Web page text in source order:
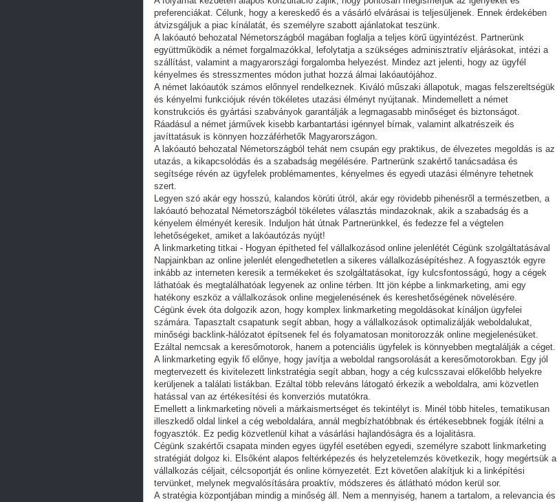
preferenciákat. Célunk, hogy a kereskedő és a vásárló elvárásai is teljesüljenek. Ennek érdekében
átvizsgáljuk a piac kínálatát, és személyre szabott ajánlatokat teszünk.
A lakóautó behozatal Németországból magában foglalja a teljes körű ügyintézést. Partnerünk
együttműködik a német forgalmazókkal, lefolytatja a szükséges adminisztratív eljárásokat, intézi a
szállítást, valamint a magyarországi forgalomba helyezést. Mindez azt jelenti, hogy az ügyfél
kényelmes és stresszmentes módon juthat hozzá álmai lakóautójához.
A német lakóautók számos előnnyel rendelkeznek. Kiváló műszaki állapotuk, magas felszereltségük
és kényelmi funkciójuk révén tökéletes utazási élményt nyújtanak. Mindemellett a német
konstrukciós és gyártási szabványok garantálják a legmagasabb minőséget és biztonságot.
Ráadásul a német járművek kisebb karbantartási igénnyel bírnak, valamint alkatrészeik és
javíttatásuk is könnyen hozzáférhetők Magyarországon.
A lakóautó behozatal Németországból tehát nem csupán egy praktikus, de élvezetes megoldás is az
utazás, a kikapcsolódás és a szabadság megélésére. Partnerünk szakértő tanácsadása és
segítsége révén az ügyfelek problémamentes, kényelmes és egyedi utazási élményre tehetnek
szert.
Legyen szó akár egy hosszú, kalandos körúti útról, akár egy rövidebb pihenésről a természetben, a
lakóautó behozatal Németországból tökéletes választás mindazoknak, akik a szabadság és a
kényelem élményét keresik. Induljon hát útnak Partnerünkkel, és fedezze fel a végtelen
lehetőségeket, amiket a lakóautózás nyújt!
A linkmarketing titkai - Hogyan építheted fel vállalkozásod online jelenlétét Cégünk szolgáltatásával
Napjainkban az online jelenlét elengedhetetlen a sikeres vállalkozásépítéshez. A fogyasztók egyre
inkább az interneten keresik a termékeket és szolgáltatásokat, így kulcsfontosságú, hogy a cégek
láthatóak és megtalálhatóak legyenek az online térben. Itt jön képbe a linkmarketing, ami egy
hatékony eszköz a vállalkozások online megjelenésének és kereshetőségének növelésére.
Cégünk évek óta dolgozik azon, hogy komplex linkmarketing megoldásokat kínáljon ügyfelei
számára. Tapasztalt csapatunk segít abban, hogy a vállalkozások optimalizálják weboldalukat,
minőségi backlink-hálózatot építsenek fel és folyamatosan monitorozzák online megjelenésüket.
Ezáltal nemcsak a keresőmotorok, hanem a potenciális ügyfelek is könnyebben megtalálják a céget.
A linkmarketing egyik fő előnye, hogy javítja a weboldal rangsorolását a keresőmotorokban. Egy jól
megtervezett és kivitelezett linkstratégia segít abban, hogy a cég kulcsszavai előkelőbb helyekre
kerüljenek a találati listákban. Ezáltal több releváns látogató érkezik a weboldalra, ami közvetlen
hatással van az értékesítési és konverziós mutatókra.
Emellett a linkmarketing növeli a márkaismertséget és tekintélyt is. Minél több hiteles, tematikusan
illeszkedő oldal linkel a cég weboldalára, annál megbízhatóbbnak és értékesebbnek fogják ítélni a
fogyasztók. Ez pedig közvetlenül kihat a vásárlási hajlandóságra és a lojalitásra.
Cégünk szakértői csapata minden egyes ügyfél esetében egyedi, személyre szabott linkmarketing
stratégiát dolgoz ki. Elsőként alapos feltérképezés és helyzetelemzés következik, hogy megértsük a
vállalkozás céljait, célcsoportját és online környezetét. Ezt követően alakítjuk ki a linképítési
tervünket, melynek megvalósítására proaktív, módszeres és átlátható módon kerül sor.
A stratégia központjában mindig a minőség áll. Nem a mennyiség, hanem a tartalom, a relevancia és